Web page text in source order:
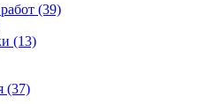
(39)
(13)
(37)